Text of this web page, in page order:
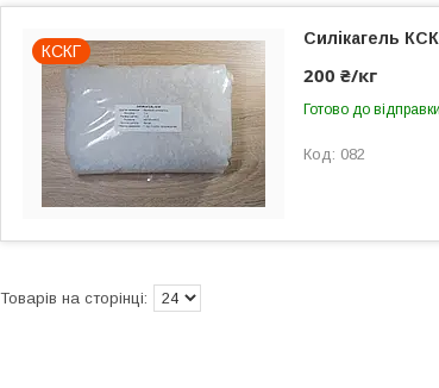
КСКГ
Силікагель
200 ₴/кг
Готово до відправки
082